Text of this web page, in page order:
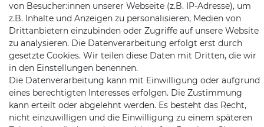
Telefon:09721 / 9453362
Mail:info@satshopping.de
Kopenhagenstr. 4
97424 Schweinfurt
von Besucher:innen unserer Webseite (z.B. IP-Adresse), um
z.B. Inhalte und Anzeigen zu personalisieren, Medien von
Drittanbietern einzubinden oder Zugriffe auf unsere Website
zu analysieren. Die Datenverarbeitung erfolgt erst durch
gesetzte Cookies. Wir teilen diese Daten mit Dritten, die wir
in den Einstellungen benennen.
Die Datenverarbeitung kann mit Einwilligung oder aufgrund
eines berechtigten Interesses erfolgen. Die Zustimmung
kann erteilt oder abgelehnt werden. Es besteht das Recht,
nicht einzuwilligen und die Einwilligung zu einem späteren